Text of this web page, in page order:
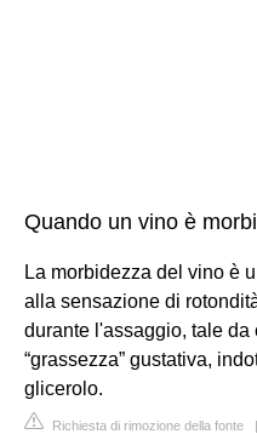
Quando un vino è
La morbidezza del vino è
alla sensazione di
durante l'assaggio, tale da
“grassezza” gustativa,
glicerolo.
Richiesta di rimozione della fonte